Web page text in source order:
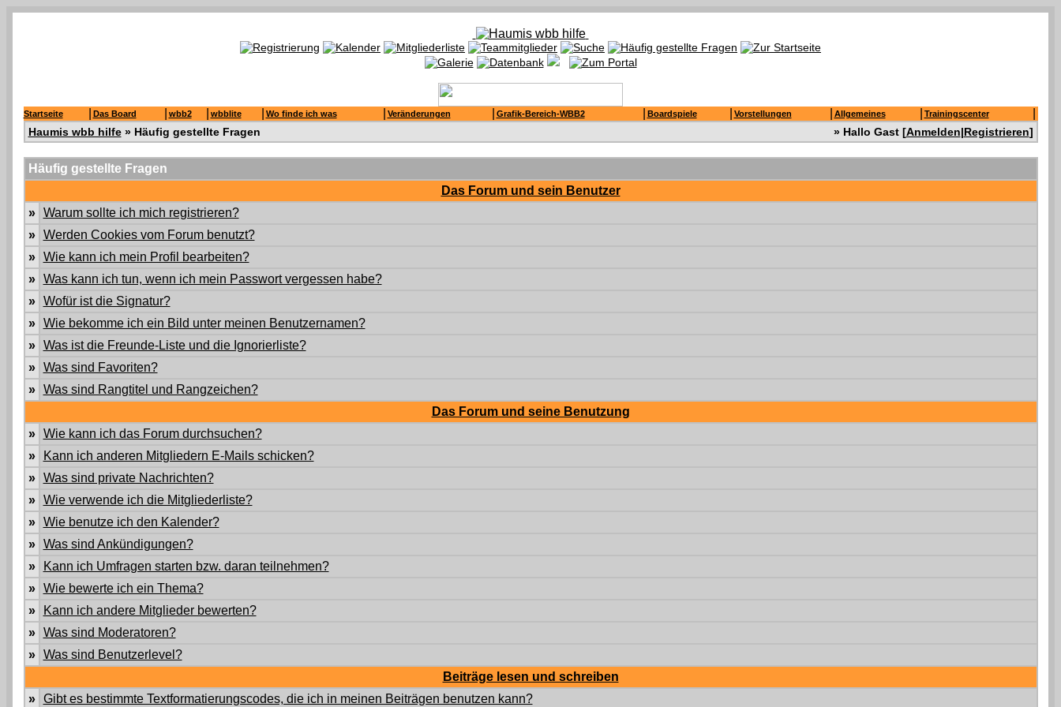
Startseite Das Board wbb2 wbblite Wo finde ich was Veränderungen Grafik-Bereich-WBB2 Boardspiele Vorstellungen Allgemeines Trainingscenter
Haumis wbb hilfe» Häufig gestellte Fragen » Hallo Gast [Anmelden|Registrieren]
Häufig gestellte Fragen
Das Forum und sein Benutzer
»
Warum sollte ich mich registrieren?
»
Werden Cookies vom Forum benutzt?
»
Wie kann ich mein Profil bearbeiten?
»
Was kann ich tun, wenn ich mein Passwort vergessen habe?
»
Wofür ist die Signatur?
»
Wie bekomme ich ein Bild unter meinen Benutzernamen?
»
Was ist die Freunde-Liste und die Ignorierliste?
»
Was sind Favoriten?
»
Was sind Rangtitel und Rangzeichen?
Das Forum und seine Benutzung
»
Wie kann ich das Forum durchsuchen?
»
Kann ich anderen Mitgliedern E-Mails schicken?
»
Was sind private Nachrichten?
»
Wie verwende ich die Mitgliederliste?
»
Wie benutze ich den Kalender?
»
Was sind Ankündigungen?
»
Kann ich Umfragen starten bzw. daran teilnehmen?
»
Wie bewerte ich ein Thema?
»
Kann ich andere Mitglieder bewerten?
»
Was sind Moderatoren?
»
Was sind Benutzerlevel?
Beiträge lesen und schreiben
»
Gibt es bestimmte Textformatierungscodes, die ich in meinen Beiträgen benutzen kann?